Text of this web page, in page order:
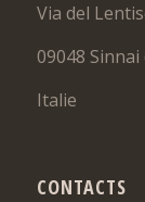
Via del
09048 Sinnai
Italie
CONTACTS